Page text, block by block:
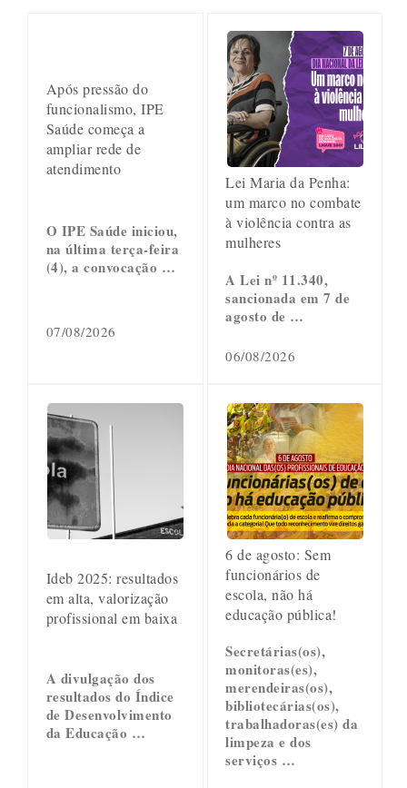
Após pressão do
funcionalismo, IPE
Saúde começa a
ampliar rede de
atendimento
O IPE Saúde iniciou,
na última terça-feira
(4), a convocação …
07/08/2026
Lei Maria da Penha:
um marco no combate
à violência contra as
mulheres
A Lei nº 11.340,
sancionada em 7 de
agosto de …
06/08/2026
Ideb 2025: resultados
em alta, valorização
profissional em baixa
A divulgação dos
resultados do Índice
de Desenvolvimento
da Educação …
6 de agosto: Sem
funcionários de
escola, não há
educação pública!
Secretárias(os),
monitoras(es),
merendeiras(os),
bibliotecárias(os),
trabalhadoras(es) da
limpeza e dos
serviços …